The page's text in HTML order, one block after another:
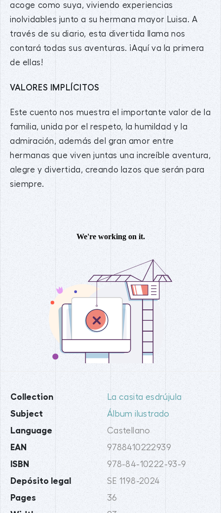
acoge como suya, viviendo experiencias
inolvidables junto a su hermana mayor Luisa. A
través de su diario, esta divertida llama nos
contará todas sus aventuras. ¡Aquí va la primera
de ellas!
VALORES IMPLÍCITOS
Este cuento nos muestra el importante valor de la
familia, unida por el respeto, la humildad y la
admiración, además del gran amor entre
hermanas que viven juntas una increíble aventura,
alegre y divertida, creando lazos que serán para
siempre.
Collection La casita esdrújula
Subject Álbum ilustrado
Language Castellano
EAN 9788410222939
ISBN 978-84-10222-93-9
Depósito legal SE 1198-2024
Pages 36